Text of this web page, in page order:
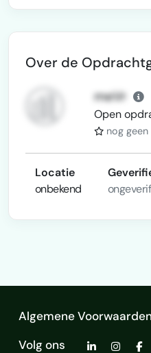
Over de
meVr
Open
nog
Locatie
onbekend
Algemene Voorwaarden
Volg ons